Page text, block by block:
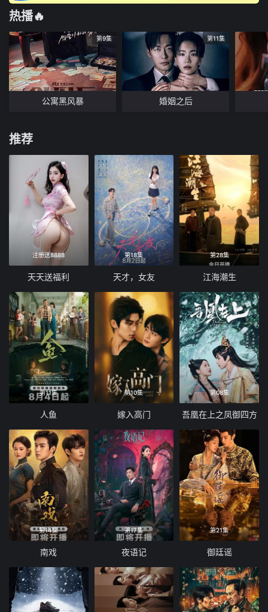
热播🔥
第9集
公寓黑风暴
第11集
婚姻之后
推荐
注册送8888
天天送福利
第18集
天才，女友
第28集
江海潮生
第11集
人鱼
第10集
嫁入高门
第08集
吾凰在上之凤御四方
第14集
南戏
第17集
夜语记
第21集
御廷谣